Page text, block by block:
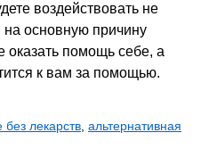
воздействовать не
основную причину
помощь себе, а
к вам за помощью.
без лекарств, альтернативная